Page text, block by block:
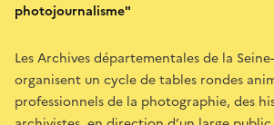
photojournalisme"
Les Archives départementales de la
organisent un cycle de tables rondes
professionnels de la photographie, des